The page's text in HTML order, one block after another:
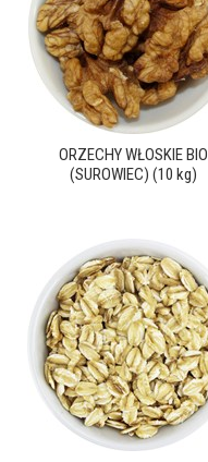
ORZECHY WŁOSKIE BIO
(SUROWIEC) (10 kg)